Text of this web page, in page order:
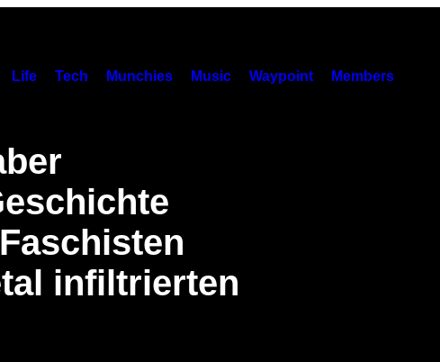
Life Tech Munchies Music Waypoint Members
infiltrierten